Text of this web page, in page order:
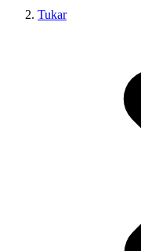
Tukar